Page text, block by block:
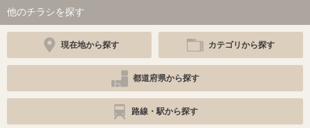
他のチラシを探す
現在地から探す カテゴリから探す
都道府県から探す
路線・駅から探す